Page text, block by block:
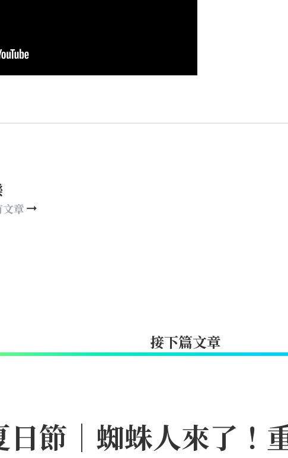
章
接下篇文章
節｜蜘蛛人來了！